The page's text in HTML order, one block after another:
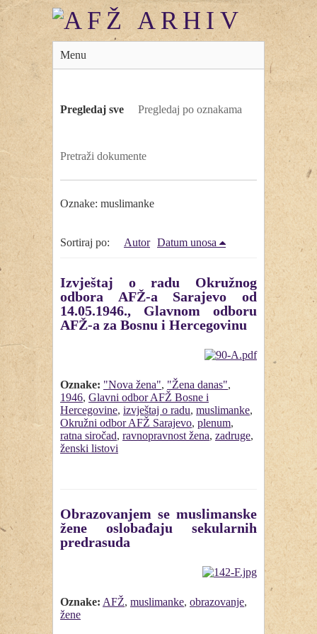
Menu
Pregledaj sve Pregledaj po oznakama
Pretraži dokumente
Oznake: muslimanke
Sortiraj po: Autor Datum unosa
Izvještaj o radu Okružnog
odbora AFŽ-a Sarajevo od
14.05.1946., Glavnom odboru
AFŽ-a za Bosnu i Hercegovinu
Oznake: "Nova žena", "Žena danas",
1946, Glavni odbor AFŽ Bosne i
Hercegovine, izvještaj o radu, muslimanke,
Okružni odbor AFŽ Sarajevo, plenum,
ratna siročad, ravnopravnost žena, zadruge,
ženski listovi
Obrazovanjem se muslimanske
žene oslobađaju sekularnih
predrasuda
Oznake: AFŽ, muslimanke, obrazovanje,
žene